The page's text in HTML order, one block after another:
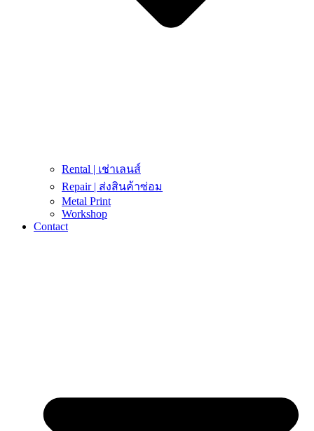
Rental | เช่าเลนส์
Repair | ส่งสินค้าซ่อม
Metal Print
Workshop
Contact